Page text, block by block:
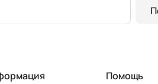
Помощь